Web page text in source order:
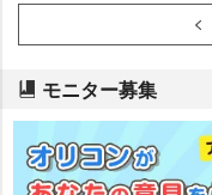
モニター募集